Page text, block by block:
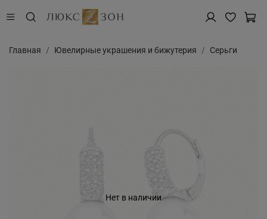
Главная Ювелирные украшения и бижутерия Серьги
Нет в наличии